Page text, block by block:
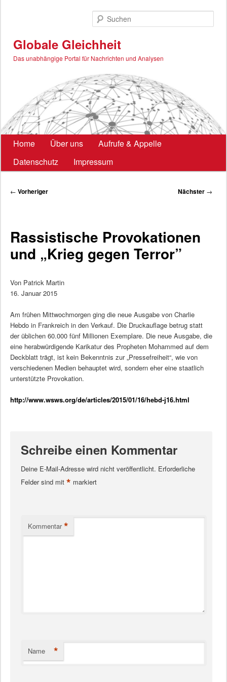
Globale Gleichheit
Das unabhängige Portal für Nachrichten und Analysen
Hauptmenü
Home Über uns
Aufrufe & Appelle
Datenschutz
Impressum
Beitragsnavigation
← Vorheriger Nächster →
Rassistische Provokationen
und „Krieg gegen Terror”
Von Patrick Martin
16. Januar 2015
Am frühen Mittwochmorgen ging die neue Ausgabe von Charlie
Hebdo in Frankreich in den Verkauf. Die Druckauflage betrug statt
der üblichen 60.000 fünf Millionen Exemplare. Die neue Ausgabe, die
eine herabwürdigende Karikatur des Propheten Mohammed auf dem
Deckblatt trägt, ist kein Bekenntnis zur „Pressefreiheit“, wie von
verschiedenen Medien behauptet wird, sondern eher eine staatlich
unterstützte Provokation.
http://www.wsws.org/de/articles/2015/01/16/hebd-j16.html
Schreibe einen Kommentar
Deine E-Mail-Adresse wird nicht veröffentlicht. Erforderliche
Felder sind mit * markiert
Kommentar *
Name *